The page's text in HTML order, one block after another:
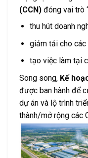
(CCN) đóng vai trò
thu hút doanh
giảm tải cho các
tạo việc làm tại
Song song, Kế
được ban hành để
dự án và lộ trình
thành/mở rộng các